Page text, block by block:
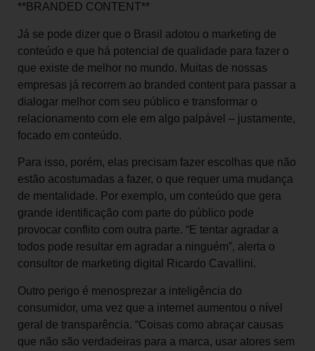
**BRANDED CONTENT**
Já se pode dizer que o Brasil adotou o marketing de
conteúdo e que há potencial de qualidade para fazer o
que existe de melhor no mundo. Muitas de nossas
empresas já recorrem ao branded content para passar a
dialogar melhor com seu público e transformar o
relacionamento com ele em algo palpável – justamente,
focado em conteúdo.
Para isso, porém, elas precisam fazer escolhas que não
estão acostumadas a fazer, o que requer uma mudança
de mentalidade. Por exemplo, um conteúdo que gera
grande identificação com parte do público pode
provocar conflito com outra parte. “E tentar agradar a
todos pode resultar em agradar a ninguém”, alerta o
consultor de marketing digital Ricardo Cavallini.
Outro perigo é menosprezar a inteligência do
consumidor, uma vez que a internet aumentou o nível
geral de transparência. “Coisas como abraçar causas
que não são verdadeiras para a marca, usar atores sem